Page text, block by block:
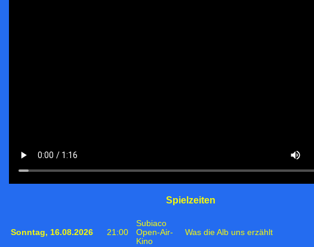
Spielzeiten
Sonntag, 16.08.2026 21:00
Subiaco
Open-Air-
Kino
Was die Alb uns erzählt